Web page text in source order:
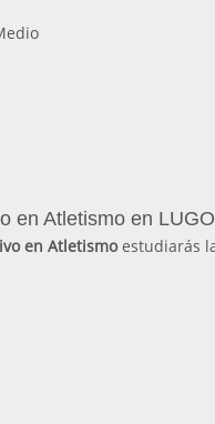
en Atletismo en LUGO
en Atletismoestudiarás